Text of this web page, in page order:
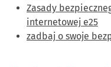
Zasady
internetowej e25
zadbaj o swoje